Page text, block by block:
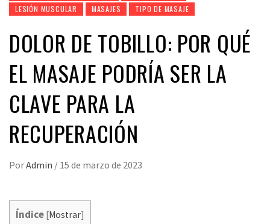
LESIÓN MUSCULAR
MASAJES TIPO DE MASAJE
DOLOR DE TOBILLO: POR QUÉ
EL MASAJE PODRÍA SER LA
CLAVE PARA LA
RECUPERACIÓN
PorAdmin / 15 de marzo de 2023
Índice [Mostrar]